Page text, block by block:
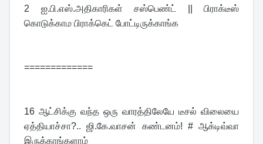
2 ஐ.பி.எஸ்.அதிகாரிகள் சஸ்பெண்ட் || பிராக்டீஸ்
கொடுக்காம பிராக்கெட் போட்டிருக்காங்க
=============
16 ஆட்சிக்கு வந்த ஒரு வாரத்திலேயே டீசல் விலையை
ஏத்தியாச்சா?.. ஜி.கே.வாசன் கண்டனம்! # ஆக்டிவ்வா
இருக்காங்களாம்